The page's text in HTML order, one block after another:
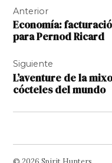
de
entradas
Anterior
Economía:
para Pernod Ricard
Siguiente
L’aventure de la
cócteles del mundo
© 2026 Spirit Hunters.